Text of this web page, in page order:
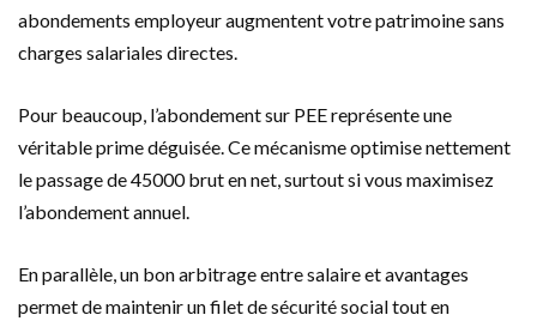
abondements employeur augmentent votre patrimoine sans
charges salariales directes.
Pour beaucoup, l’abondement sur PEE représente une
véritable prime déguisée. Ce mécanisme optimise nettement
le passage de 45000 brut en net, surtout si vous maximisez
l’abondement annuel.
En parallèle, un bon arbitrage entre salaire et avantages
permet de maintenir un filet de sécurité social tout en